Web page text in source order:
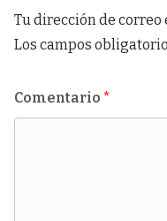
Tu dirección de
Los campos
Comentario *